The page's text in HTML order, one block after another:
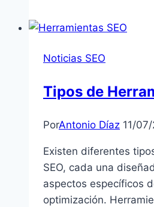
en
con
–
de
SEO
gratuito»
Noticias SEO
Tipos de
PorAntonio Díaz 11/
Existen diferentes
SEO, cada una
aspectos específicos
optimización.